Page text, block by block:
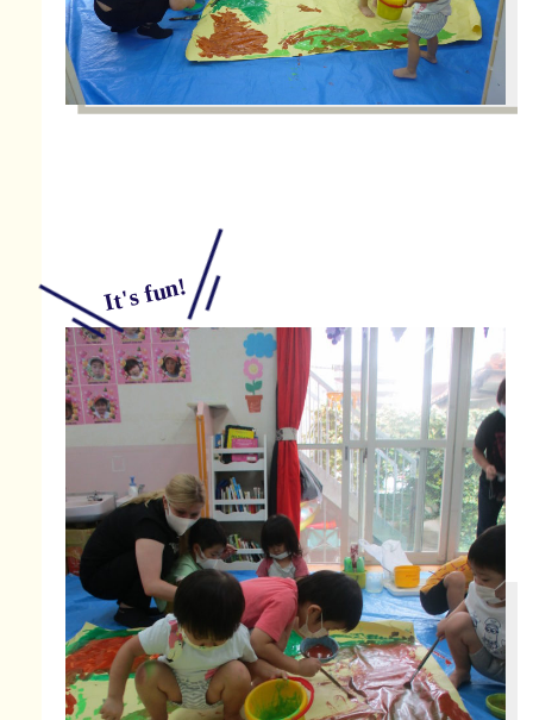
It's fun!